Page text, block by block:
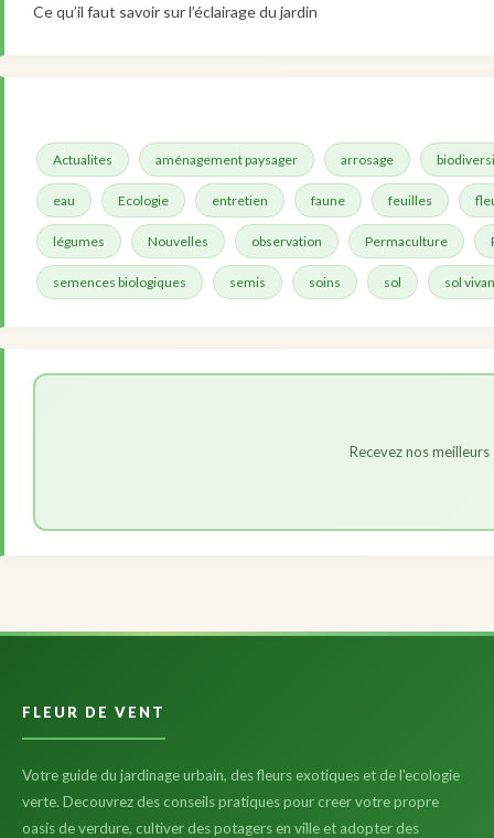
Ce qu’il faut savoir sur l’éclairage du jardin
Actualites aménagement paysager arrosage
eau Ecologie entretien faune feuilles
légumes Nouvelles observation Permaculture
semences biologiques semis soins sol sol
Recevez nos
FLEUR DE VENT
Votre guide du jardinage urbain, des fleurs exotiques et de l'ecologie
verte. Decouvrez des conseils pratiques pour creer votre propre
oasis de verdure, cultiver des potagers en ville et adopter des